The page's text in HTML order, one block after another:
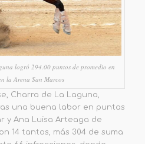
logró 294.00 puntos de promedio en
la Arena San Marcos
Charra de La Laguna,
una buena labor en puntas
y Ana Luisa Arteaga de
14 tantos, más 304 de suma